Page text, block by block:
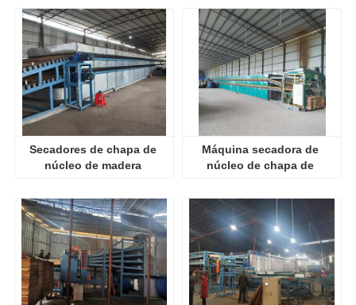
contrachapada
Secadores de chapa de
núcleo de madera
Máquina secadora de
núcleo de chapa de